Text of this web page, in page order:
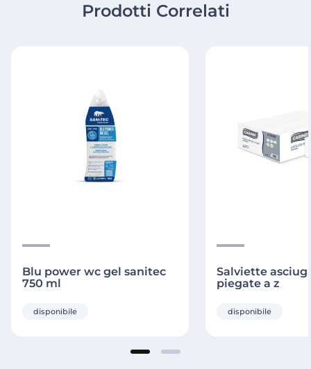
Prodotti Correlati
Blu power wc gel sanitec
750 ml
disponibile
Salviette
piegate a z
disponibile